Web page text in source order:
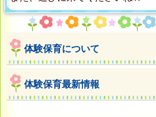
体験保育について
体験保育最新情報